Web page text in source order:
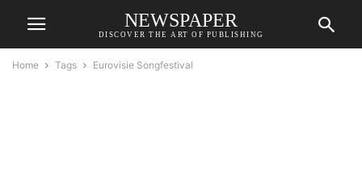
NEWSPAPER
DISCOVER THE ART OF PUBLISHING
Home Tags Eurovisie Songfestival